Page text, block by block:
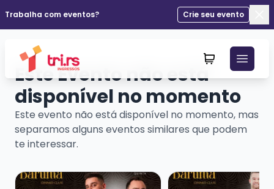
Trabalha com eventos?
Crie seu evento
Este Evento não está
disponível no momento
Este evento não está disponível no momento, mas
separamos alguns eventos similares que podem
te interessar.
Veja mais sobre Baruma Sertanejo Pablo e Patrick +
Veja mais sobre